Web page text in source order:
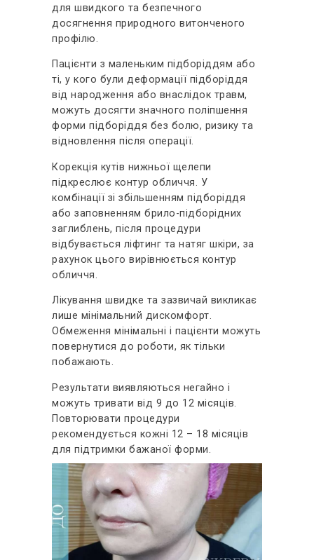
для швидкого та безпечного
досягнення природного витонченого
профілю.
Пацієнти з маленьким підборіддям або
ті, у кого були деформації підборіддя
від народження або внаслідок травм,
можуть досягти значного поліпшення
форми підборіддя без болю, ризику та
відновлення після операції.
Корекція кутів нижньої щелепи
підкреслює контур обличчя. У
комбінації зі збільшенням підборіддя
або заповненням брило-підборідних
заглиблень, після процедури
відбувається ліфтинг та натяг шкіри, за
рахунок цього вирівнюється контур
обличчя.
Лікування швидке та зазвичай викликає
лише мінімальний дискомфорт.
Обмеження мінімальні і пацієнти можуть
повернутися до роботи, як тільки
побажають.
Результати виявляються негайно і
можуть тривати від 9 до 12 місяців.
Повторювати процедури
рекомендується кожні 12 – 18 місяців
для підтримки бажаної форми.